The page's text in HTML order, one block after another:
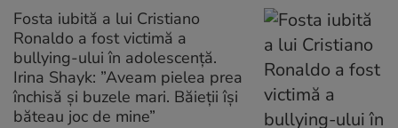
Fosta iubită a lui Cristiano
Ronaldo a fost victimă a
bullying-ului în adolescență.
Irina Shayk: ”Aveam pielea prea
închisă și buzele mari. Băieții își
băteau joc de mine”